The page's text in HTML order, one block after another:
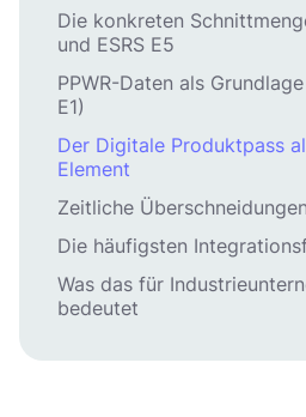
Die konkreten
und ESRS E5
PPWR-Daten als
E1)
Der Digitale Produktpass
Element
Zeitliche
Die häufigsten
Was das für
bedeutet